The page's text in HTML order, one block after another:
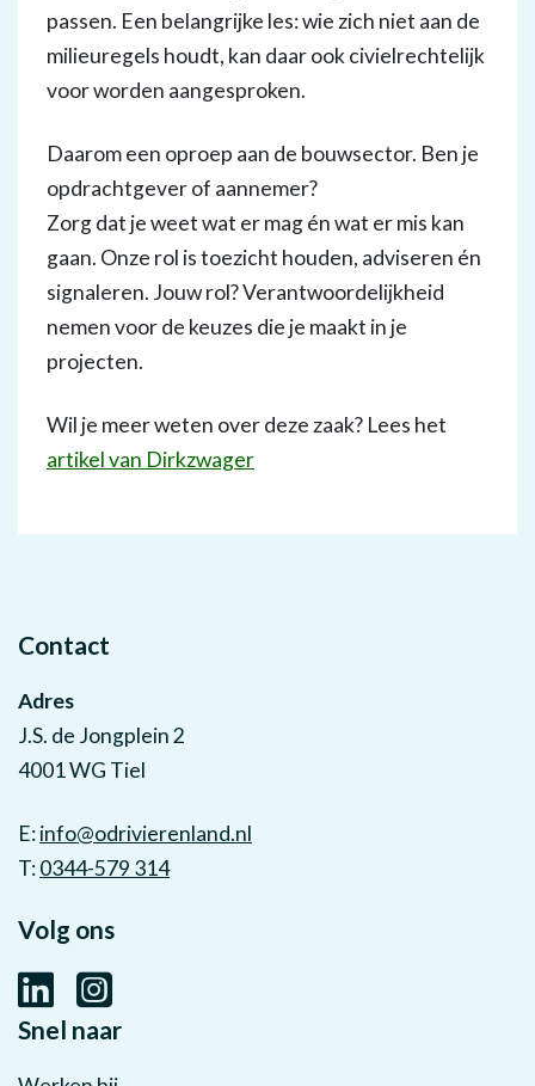
passen. Een belangrijke les: wie zich niet aan de
milieuregels houdt, kan daar ook civielrechtelijk
voor worden aangesproken.
Daarom een oproep aan de bouwsector. Ben je
opdrachtgever of aannemer?
Zorg dat je weet wat er mag én wat er mis kan
gaan. Onze rol is toezicht houden, adviseren én
signaleren. Jouw rol? Verantwoordelijkheid
nemen voor de keuzes die je maakt in je
projecten.
Wil je meer weten over deze zaak? Lees het
artikel van Dirkzwager
Contact
Adres
J.S. de Jongplein 2
4001 WG Tiel
E:info@odrivierenland.nl
T:0344-579 314
Volg ons
Snel naar